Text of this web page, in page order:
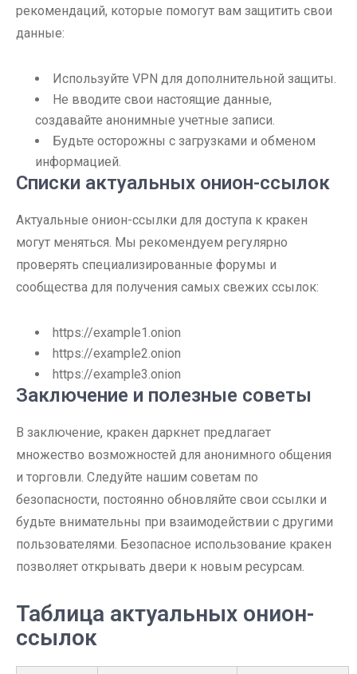
рекомендаций, которые помогут вам защитить свои
данные:
Используйте VPN для дополнительной защиты.
Не вводите свои настоящие данные,
создавайте анонимные учетные записи.
Будьте осторожны с загрузками и обменом
информацией.
Списки актуальных онион-ссылок
Актуальные онион-ссылки для доступа к кракен
могут меняться. Мы рекомендуем регулярно
проверять специализированные форумы и
сообщества для получения самых свежих ссылок:
https://example1.onion
https://example2.onion
https://example3.onion
Заключение и полезные советы
В заключение, кракен даркнет предлагает
множество возможностей для анонимного общения
и торговли. Следуйте нашим советам по
безопасности, постоянно обновляйте свои ссылки и
будьте внимательны при взаимодействии с другими
пользователями. Безопасное использование кракен
позволяет открывать двери к новым ресурсам.
Таблица актуальных онион-
ссылок